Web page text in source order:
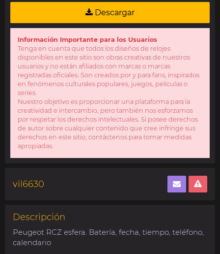
Descargar
Información Importante para los Usuarios
Tenga en cuenta que todos los diseños de relojes
disponibles en este sitio son obras creativas de nuestros
usuarios y no están afiliados con marcas o marcas
registradas oficiales. Son creados por y para fans, inspirados
en fenómenos culturales populares, juegos, películas o
series.
Nuestro objetivo es proporcionar una plataforma para la
creatividad e intercambio, pero también nos esforzamos
por respetar los derechos intelectuales. Si posee derechos
de autor sobre cualquier contenido que cree infringe sus
derechos en este sitio, contáctenos para tomar medidas
apropiadas.
vil6630
Descripción
Peugeot RCZ esfera. Batería, fecha, tiempo, teléfono,
calendario